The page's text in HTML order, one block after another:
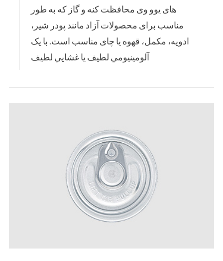
های یوو وی محافظت کنه و گاز که به طور
مناسب برای محصولات آزاد مانند پودر شیر،
ادویه، مکمل، قهوه یا چای مناسب است. با يک
آلومينيومي لطيف يا غشايي لطيف